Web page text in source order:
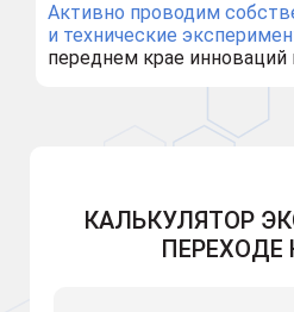
Активно проводим
и технические
переднем крае инноваций
КАЛЬКУЛЯТОР
ПЕРЕХОДЕ